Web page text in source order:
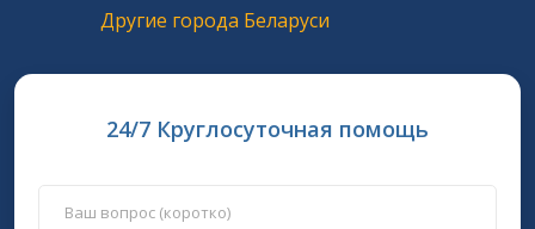
Другие города Беларуси
24/7 Круглосуточная помощь